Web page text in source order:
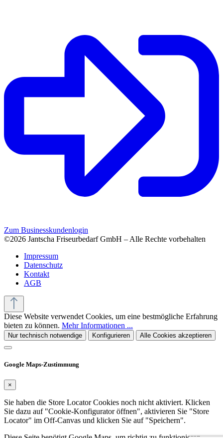
Zum Businesskundenlogin
©2026 Jantscha Friseurbedarf GmbH – Alle Rechte vorbehalten
Impressum
Datenschutz
Kontakt
AGB
Diese Website verwendet Cookies, um eine bestmögliche Erfahrung
bieten zu können. Mehr Informationen ...
Nur technisch notwendige Konfigurieren Alle Cookies akzeptieren
Google Maps-Zustimmung
×
Sie haben die Store Locator Cookies noch nicht aktiviert. Klicken
Sie dazu auf "Cookie-Konfigurator öffnen", aktivieren Sie "Store
Locator" im Off-Canvas und klicken Sie auf "Speichern".